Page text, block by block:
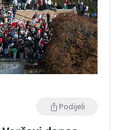
Podijeli